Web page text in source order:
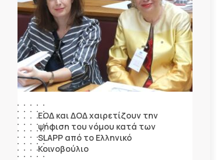
ΕΟΔ και ΔΟΔ χαιρετίζουν την
ψήφιση του νόμου κατά των
SLAPP από το Ελληνικό
Κοινοβούλιο